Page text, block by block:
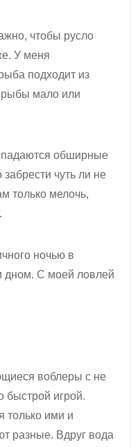
чтобы русло
У меня
подходит из
рыбы мало или
обширные
чуть ли не
только мелочь,
ночью в
дном. С моей ловлей
воблеры с не
быстрой игрой.
только ими и
разные. Вдруг вода